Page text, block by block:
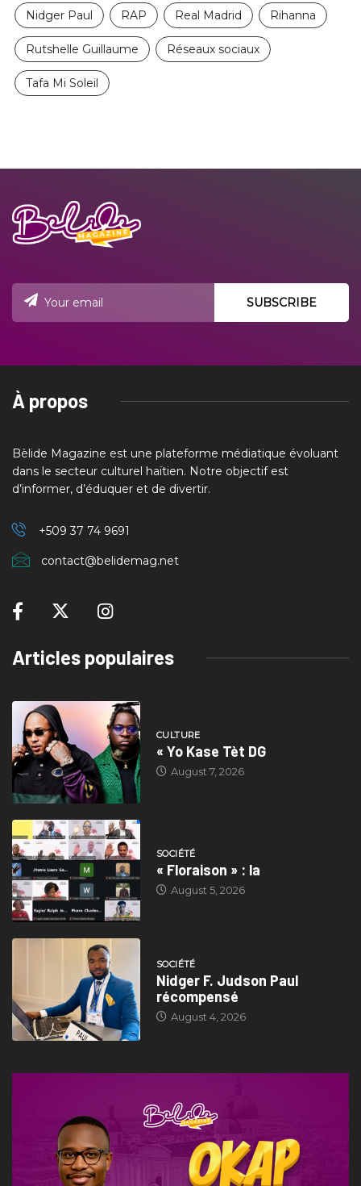
Nidger Paul RAP Real Madrid Rihanna
Rutshelle Guillaume Réseaux sociaux
Tafa Mi Soleil
À propos
Bèlide Magazine est une plateforme médiatique évoluant
dans le secteur culturel haïtien. Notre objectif est
d’informer, d’éduquer et de divertir.
+509 37 74 9691
contact@belidemag.net
Articles populaires
CULTURE
« Yo Kase Tèt DG
August 7, 2026
SOCIÉTÉ
« Floraison » : la
August 5, 2026
SOCIÉTÉ
Nidger F. Judson Paul
récompensé
August 4, 2026